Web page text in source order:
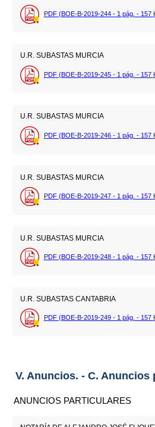
PDF (BOE-B-2019-244 - 1 pág. - 157
U.R. SUBASTAS MURCIA
PDF (BOE-B-2019-245 - 1 pág. - 157
U.R. SUBASTAS MURCIA
PDF (BOE-B-2019-246 - 1 pág. - 157
U.R. SUBASTAS MURCIA
PDF (BOE-B-2019-247 - 1 pág. - 157
U.R. SUBASTAS MURCIA
PDF (BOE-B-2019-248 - 1 pág. - 157
U.R. SUBASTAS CANTABRIA
PDF (BOE-B-2019-249 - 1 pág. - 157
V. Anuncios. - C. Anuncios
ANUNCIOS PARTICULARES